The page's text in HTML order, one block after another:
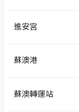
進安宮
蘇澳港
蘇澳轉運站